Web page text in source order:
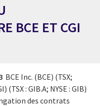
BCE ET CGI
BCE Inc. (BCE) (TSX;
(TSX : GIB.A; NYSE : GIB)
des contrats